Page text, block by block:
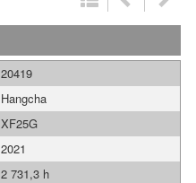
20419
Hangcha
XF25G
2021
2 731,3 h